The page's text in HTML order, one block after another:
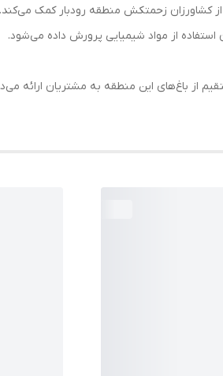
کشاورزان زحمتکش منطقه رودبار کمک می‌کند.
از مواد شیمیایی پرورش داده می‌شود.
از باغ‌های این منطقه به مشتریان ارائه